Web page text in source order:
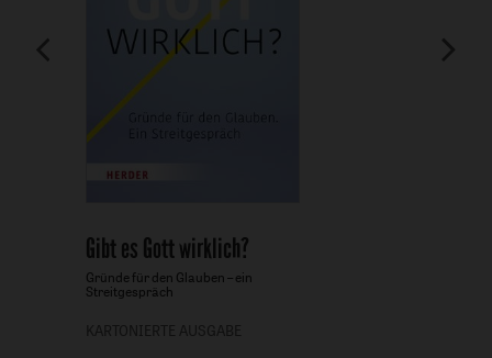
Gibt es Gott wirklich?
-Gründe für den Glauben – ein
Streitgespräch